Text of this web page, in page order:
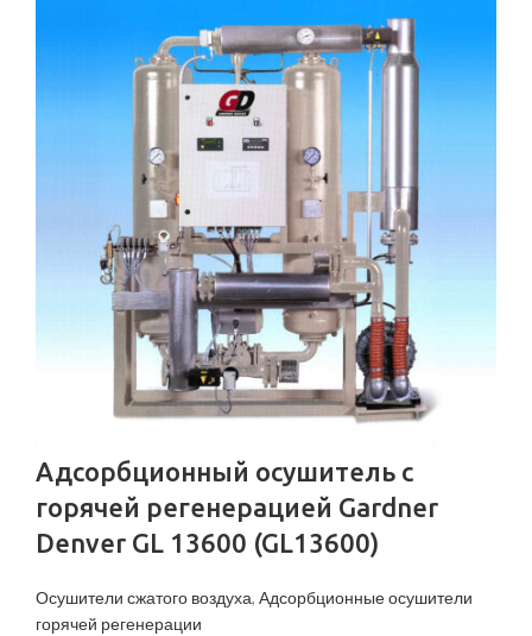
Адсорбционный осушитель c
горячей регенерацией Gardner
Denver GL 13600 (GL13600)
Осушители сжатого воздуха, Адсорбционные осушители
горячей регенерации